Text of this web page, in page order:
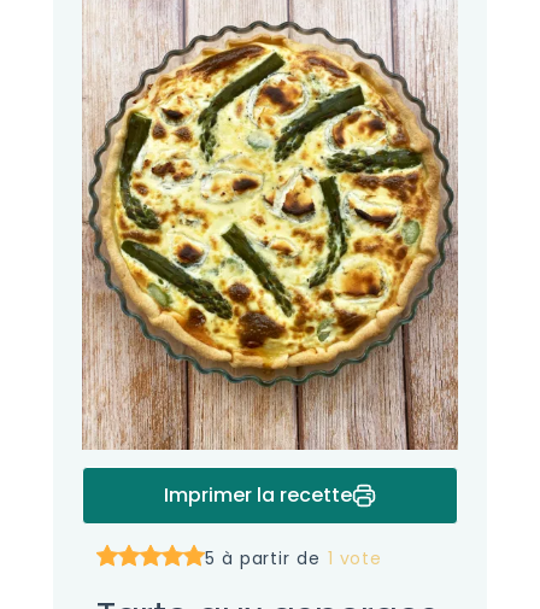
Imprimer la recette
5 à partir de 1 vote